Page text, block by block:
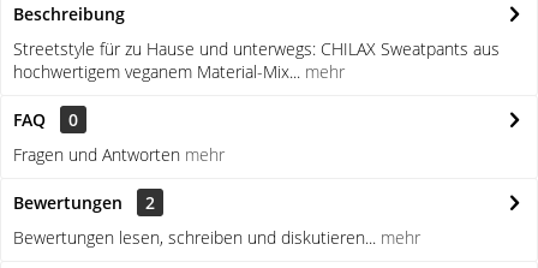
Beschreibung
Streetstyle für zu Hause und unterwegs: CHILAX Sweatpants aus
hochwertigem veganem Material-Mix... mehr
FAQ
0
Fragen und Antworten mehr
Bewertungen
2
Bewertungen lesen, schreiben und diskutieren... mehr